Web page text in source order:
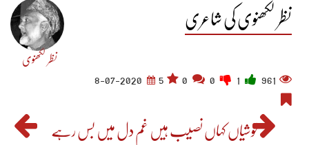
نظر لکھنوی کی شاعری
نظر لکھنوی
961
5
8-07-2020
خوشیاں کہاں نصیب ہیں غم دل میں بس رہے